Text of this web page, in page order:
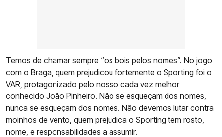
Temos de chamar sempre “os bois pelos nomes”. No jogo
com o Braga, quem prejudicou fortemente o Sporting foi o
VAR, protagonizado pelo nosso cada vez melhor
conhecido João Pinheiro. Não se esqueçam dos nomes,
nunca se esqueçam dos nomes. Não devemos lutar contra
moinhos de vento, quem prejudica o Sporting tem rosto,
nome, e responsabilidades a assumir.